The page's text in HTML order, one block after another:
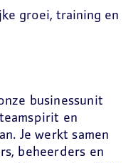
groei, training en
businessunit
en
Je werkt samen
beheerders en